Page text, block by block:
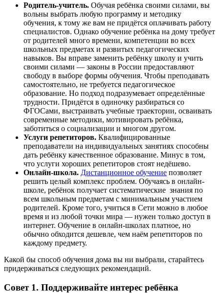
Родитель-учитель. Обучая ребёнка своими силами, вы
вольны выбрать любую программу и методику
обучения, к тому же вам не придётся оплачивать работу
специалистов. Однако обучение ребёнка на дому требует
от родителей много времени, компетенции во всех
школьных предметах и развитых педагогических
навыков. Вы вправе заменить ребёнку школу и учить
своими силами — законы в России предоставляют
свободу в выборе формы обучения. Чтобы преподавать
самостоятельно, не требуется педагогическое
образование. Но подход подразумевает определённые
трудности. Придётся в одиночку разбираться со
ФГОСами, выстраивать учебные траектории, осваивать
современные методики, мотивировать ребёнка,
заботиться о социализации и многом другом.
Услуги репетиторов. Квалифицированные
преподаватели на индивидуальных занятиях способны
дать ребёнку качественное образование. Минус в том,
что услуги хороших репетиторов стоят недёшево.
Онлайн-школа. Дистанционное обучение позволяет
решить целый комплекс проблем. Обучаясь в онлайн-
школе, ребёнок получает систематические знания по
всем школьным предметам с минимальным участием
родителей. Кроме того, учиться в Сети можно в любое
время и из любой точки мира — нужен только доступ в
интернет. Обучение в онлайн-школах платное, но
обычно обходится дешевле, чем наём репетиторов по
каждому предмету.
Какой бы способ обучения дома вы ни выбрали, старайтесь
придерживаться следующих рекомендаций.
Совет 1. Поддерживайте интерес ребёнка